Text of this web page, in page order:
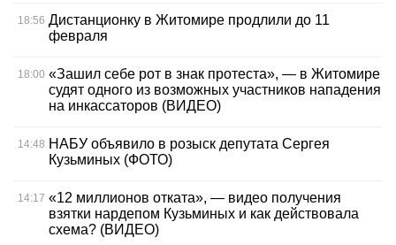
18:56 Дистанционку в Житомире продлили до 11
февраля
18:00 «Зашил себе рот в знак протеста», — в Житомире
судят одного из возможных участников нападения
на инкассаторов (ВИДЕО)
14:48 НАБУ объявило в розыск депутата Сергея
Кузьминых (ФОТО)
14:17 «12 миллионов отката», — видео получения
взятки нардепом Кузьминых и как действовала
схема? (ВИДЕО)